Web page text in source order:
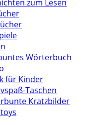
zum Lesen
Wörterbuch
für Kinder
Taschen
Kratzbilder